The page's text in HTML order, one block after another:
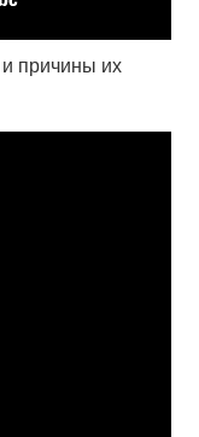
причины их